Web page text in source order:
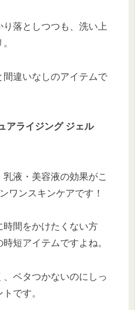
落としつつも、洗い上
違いなしのアイテムで
アライジング ジェル
液・美容液の効果がこ
ワンスキンケアです！
間をかけたくない方
短アイテムですよね。
ベタつかないのにしっ
です。